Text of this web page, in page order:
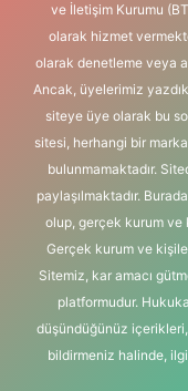
ve İletişim Kurumu
olarak hizmet
olarak denetleme veya
Ancak, üyelerimiz
siteye üye olarak bu
sitesi, herhangi bir
bulunmamaktadır.
paylaşılmaktadır.
olup, gerçek kurum ve
Gerçek kurum ve
Sitemiz, kar amacı
platformudur.
düşündüğünüz içerikleri,
bildirmeniz halinde,